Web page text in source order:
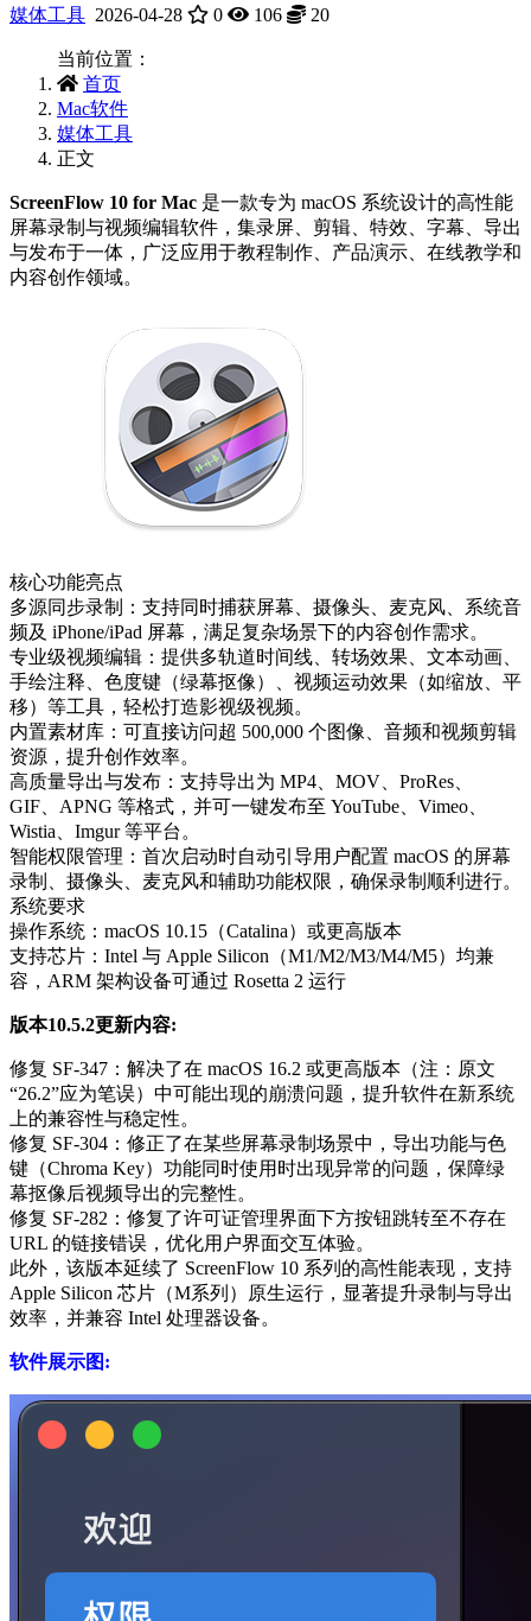
媒体工具 2026-04-28 0 106 20
当前位置：
首页
Mac软件
媒体工具
正文
ScreenFlow 10 for Mac‌ 是一款专为 macOS 系统设计的高性能
屏幕录制与视频编辑软件，集录屏、剪辑、特效、字幕、导出
与发布于一体，广泛应用于教程制作、产品演示、在线教学和
内容创作领域。
核心功能亮点
多源同步录制‌：支持同时捕获屏幕、摄像头、麦克风、系统音
频及 iPhone/iPad 屏幕，满足复杂场景下的内容创作需求。
专业级视频编辑‌：提供多轨道时间线、转场效果、文本动画、
手绘注释、色度键（绿幕抠像）、视频运动效果（如缩放、平
移）等工具，轻松打造影视级视频。
内置素材库‌：可直接访问超 500,000 个图像、音频和视频剪辑
资源，提升创作效率。
高质量导出与发布‌：支持导出为 MP4、MOV、ProRes、
GIF、APNG 等格式，并可一键发布至 YouTube、Vimeo、
Wistia、Imgur 等平台。
智能权限管理‌：首次启动时自动引导用户配置 macOS 的屏幕
录制、摄像头、麦克风和辅助功能权限，确保录制顺利进行。
系统要求
操作系统：macOS 10.15（Catalina）或更高版本
支持芯片：Intel 与 Apple Silicon（M1/M2/M3/M4/M5）均兼
容，ARM 架构设备可通过 Rosetta 2 运行
版本10.5.2更新内容:
修复 SF-347‌：解决了在 ‌macOS 16.2 或更高版本‌（注：原文
“26.2”应为笔误）中可能出现的崩溃问题，提升软件在新系统
上的兼容性与稳定性。
修复 SF-304‌：修正了在某些屏幕录制场景中，‌导出功能与色
键（Chroma Key）功能同时使用时出现异常‌的问题，保障绿
幕抠像后视频导出的完整性。
修复 SF-282‌：修复了许可证管理界面下方按钮跳转至‌不存在
URL‌ 的链接错误，优化用户界面交互体验。
此外，该版本延续了 ScreenFlow 10 系列的高性能表现，支持
Apple Silicon 芯片（M系列）原生运行，显著提升录制与导出
效率，并兼容 Intel 处理器设备。
软件展示图: